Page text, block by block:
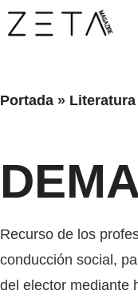
Saltar
al
Portada » Literatura
Recurso de los
conducción social,
del elector mediante